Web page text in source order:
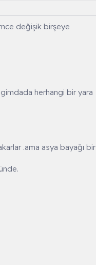
değişik birşeye
herhangi bir yara
.ama asya bayağı bir